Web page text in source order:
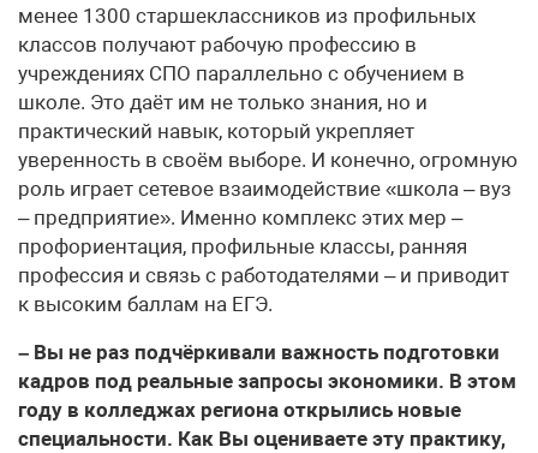
менее 1300 старшеклассников из профильных
классов получают рабочую профессию в
учреждениях СПО параллельно с обучением в
школе. Это даёт им не только знания, но и
практический навык, который укрепляет
уверенность в своём выборе. И конечно, огромную
роль играет сетевое взаимодействие «школа – вуз
– предприятие». Именно комплекс этих мер –
профориентация, профильные классы, ранняя
профессия и связь с работодателями – и приводит
к высоким баллам на ЕГЭ.
– Вы не раз подчёркивали важность подготовки
кадров под реальные запросы экономики. В этом
году в колледжах региона открылись новые
специальности. Как Вы оцениваете эту практику,